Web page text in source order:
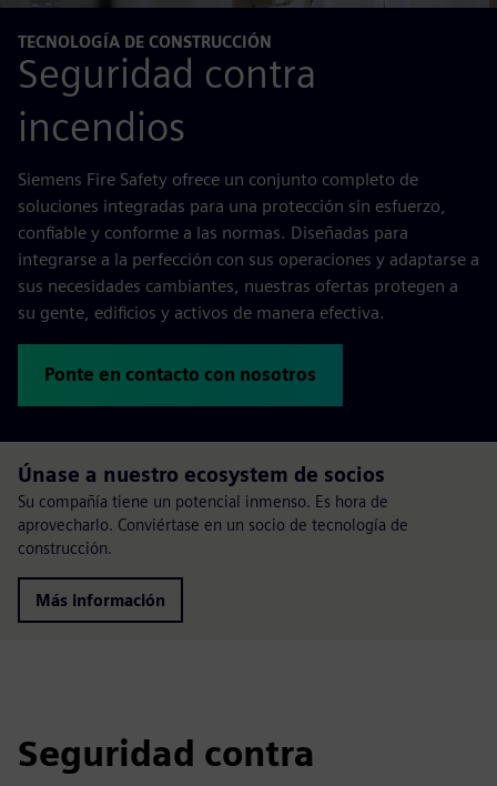
TECNOLOGÍA DE CONSTRUCCIÓN
Seguridad contra
incendios
Siemens Fire Safety ofrece un conjunto completo de
soluciones integradas para una protección sin esfuerzo,
confiable y conforme a las normas. Diseñadas para
integrarse a la perfección con sus operaciones y adaptarse a
sus necesidades cambiantes, nuestras ofertas protegen a
su gente, edificios y activos de manera efectiva.
Ponte en contacto con nosotros
Únase a nuestro ecosystem de socios
Su compañía tiene un potencial inmenso. Es hora de
aprovecharlo. Conviértase en un socio de tecnología de
construcción.
Más información
Seguridad contra